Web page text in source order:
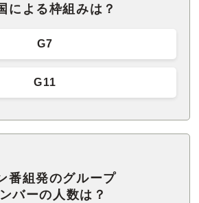
による枠組みは？
G7
G11
番組発のグループ
バーの人数は？